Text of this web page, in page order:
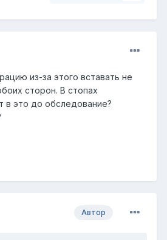
из-за этого вставать не
сторон. В стопах
в это до обследование?
Автор